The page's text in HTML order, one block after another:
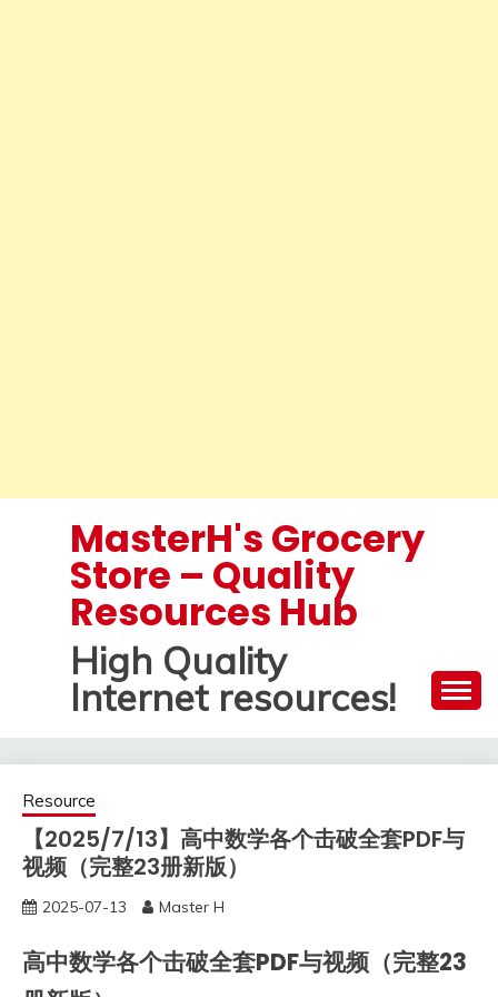
MasterH's Grocery
Store – Quality
Resources Hub
High Quality
Internet resources!
Resource
【2025/7/13】高中数学各个击破全套PDF与
视频（完整23册新版）
2025-07-13 Master H
高中数学各个击破全套PDF与视频（完整23